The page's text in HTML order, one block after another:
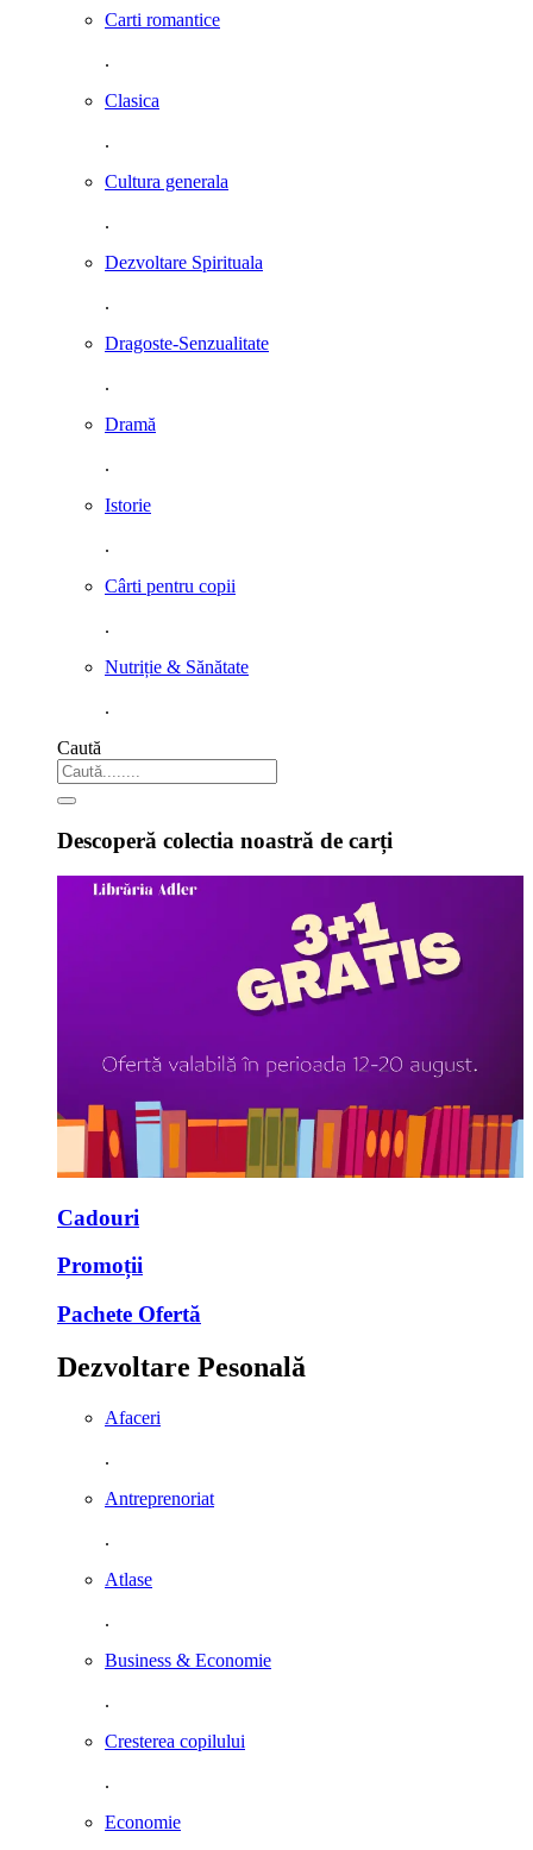
Carti romantice
.
Clasica
.
Cultura generala
.
Dezvoltare Spirituala
.
Dragoste-Senzualitate
.
Dramă
.
Istorie
.
Cârti pentru copii
.
Nutriție & Sănătate
.
Caută
Descoperă colectia noastră de carți
Cadouri
Promoții
Pachete Ofertă
Dezvoltare Pesonală
Afaceri
.
Antreprenoriat
.
Atlase
.
Business & Economie
.
Cresterea copilului
.
Economie